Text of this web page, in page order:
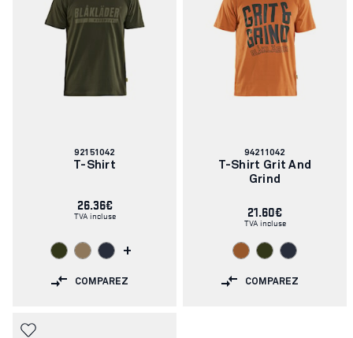
Numéro
d'article:
92151042
T-Shirt
26.36€
TVA incluse
+
COMPAREZ
Numéro
d'article:
94211042
T-Shirt Grit And
Grind
21.60€
TVA incluse
COMPAREZ